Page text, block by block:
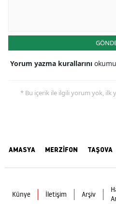
Yorum yazma kurallarını
* Bu içerik ile ilgili yorum yok, ilk
AMASYA MERZİFON TAŞOVA
Künye İletişim Arşiv